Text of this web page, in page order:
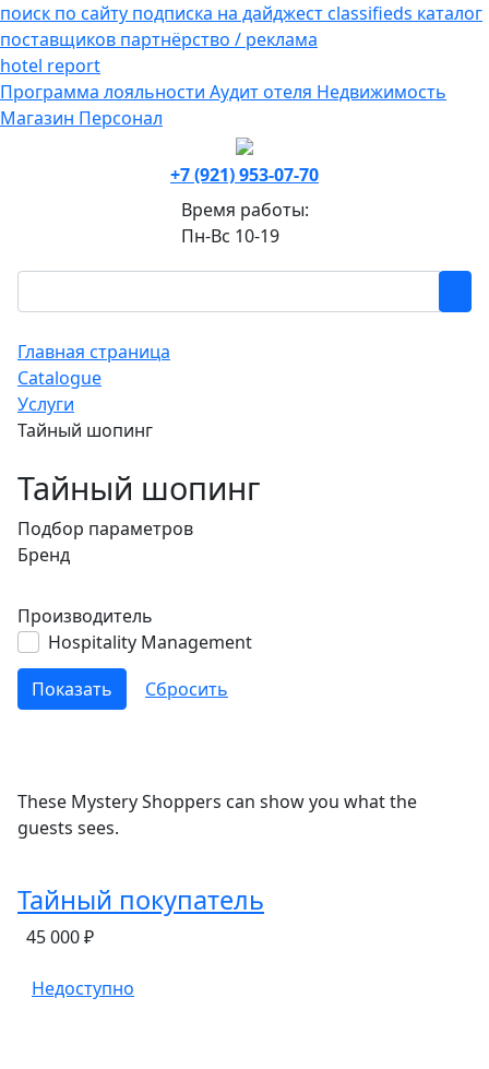
поиск по сайту подписка на дайджестclassifieds каталог
поставщиков партнёрство / реклама
hotel report
Программа лояльности Аудит отеля Недвижимость
Магазин Персонал
+7 (921) 953-07-70
Время работы:
Пн-Вс 10-19
Главная страница
Catalogue
Услуги
Тайный шопинг
Тайный шопинг
Подбор параметров
Бренд
Производитель
Hospitality Management
These Mystery Shoppers can show you what the
guests sees.
Тайный покупатель
45 000 ₽
Недоступно